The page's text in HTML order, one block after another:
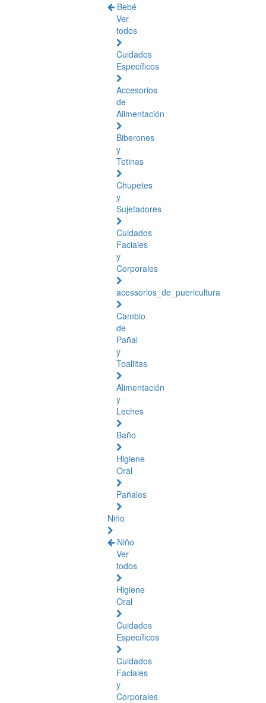
Bebé
Ver
todos
Cuidados
Específicos
Accesorios
de
Alimentación
Biberones
y
Tetinas
Chupetes
y
Sujetadores
Cuidados
Faciales
y
Corporales
acessorios_de_puericultura
Cambio
de
Pañal
y
Toallitas
Alimentación
y
Leches
Baño
Higiene
Oral
Pañales
Niño
Niño
Ver
todos
Higiene
Oral
Cuidados
Específicos
Cuidados
Faciales
y
Corporales